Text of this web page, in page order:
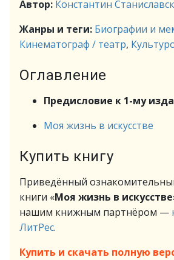
Автор: Константин
Жанры и теги: Биографии и
Кинематограф / театр,
Оглавление
Предисловие к 1-му
Моя жизнь в искусстве
Купить книгу
Приведённый
книги «Моя жизнь в искусстве
нашим книжным партнёром —
ЛитРес.
Купить и скачать полную